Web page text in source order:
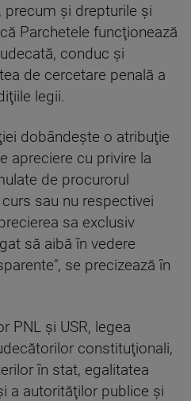
precum şi drepturile şi
Parchetele funcţionează
conduc şi
de cercetare penală a
legii.
dobândeşte o atribuţie
apreciere cu privire la
de procurorul
sau nu respectivei
sa exclusiv
să aibă în vedere
se precizează în
PNL şi USR, legea
constituţionali,
în stat, egalitatea
a autorităţilor publice şi